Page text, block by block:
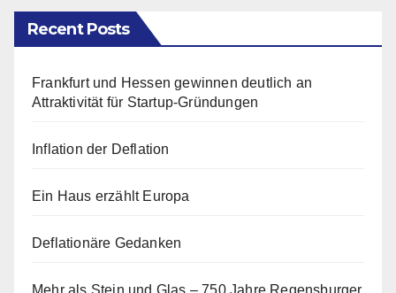
Recent Posts
Frankfurt und Hessen gewinnen deutlich an
Attraktivität für Startup-Gründungen
Inflation der Deflation
Ein Haus erzählt Europa
Deflationäre Gedanken